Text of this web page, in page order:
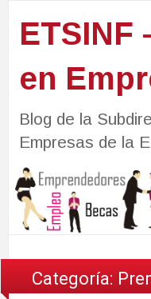
ETSINF
en
Blog de la
Empresas de la
Categoría: